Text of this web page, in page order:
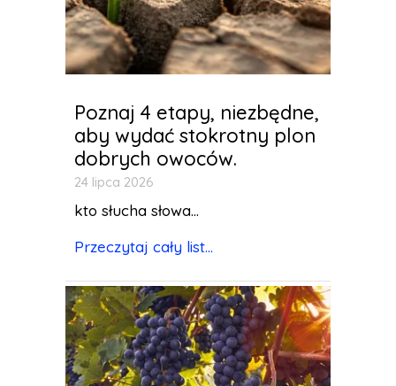
Poznaj 4 etapy, niezbędne,
aby wydać stokrotny plon
dobrych owoców.
24 lipca 2026
kto słucha słowa...
Przeczytaj cały list...